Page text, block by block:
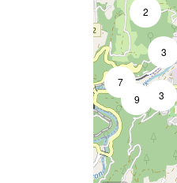
7
2
3
3
9